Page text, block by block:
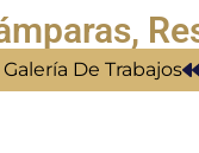
,
De Trabajos